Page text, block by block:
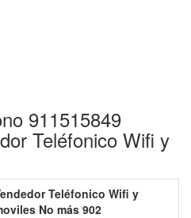
911515849
Teléfonico Wifi y
Teléfonico Wifi y
No más 902